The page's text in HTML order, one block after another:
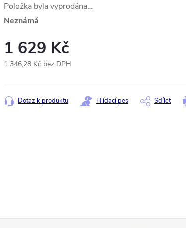
Položka byla vyprodána…
Neznámá
1 629 Kč
1 346,28 Kč bez DPH
cena:
Dotaz k produktu Hlídací pes Sdílet